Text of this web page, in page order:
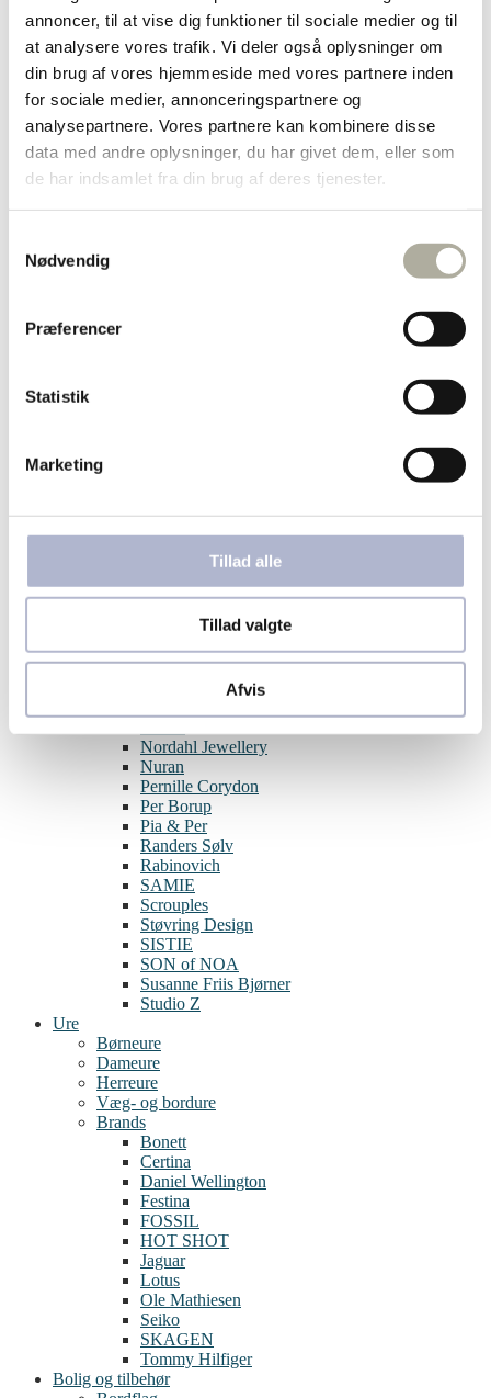
annoncer, til at vise dig funktioner til sociale medier og til
at analysere vores trafik. Vi deler også oplysninger om
din brug af vores hjemmeside med vores partnere inden
for sociale medier, annonceringspartnere og
analysepartnere. Vores partnere kan kombinere disse
data med andre oplysninger, du har givet dem, eller som
de har indsamlet fra din brug af deres tjenester.
Nødvendig
Præferencer
Statistik
Marketing
Tillad alle
Tillad valgte
Afvis
Diamant ringe
Forgyldte ringe
Guld ringe
Sølv ringe
Dåbsartikler
Bordflag
Kop & Tallerken
Smykkeskrin
Diverse
Herresmykker
Guld & Sølv Design
Izabel Camille
Julie Sandlau
Joanli Nor
Nordahl Jewellery
Nuran
Pernille Corydon
Per Borup
Pia & Per
Randers Sølv
Rabinovich
SAMIE
Scrouples
Støvring Design
SISTIE
SON of NOA
Susanne Friis Bjørner
Studio Z
Ure
Børneure
Dameure
Herreure
Væg- og bordure
Brands
Bonett
Certina
Daniel Wellington
Festina
FOSSIL
HOT SHOT
Jaguar
Lotus
Ole Mathiesen
Seiko
SKAGEN
Tommy Hilfiger
Bolig og tilbehør